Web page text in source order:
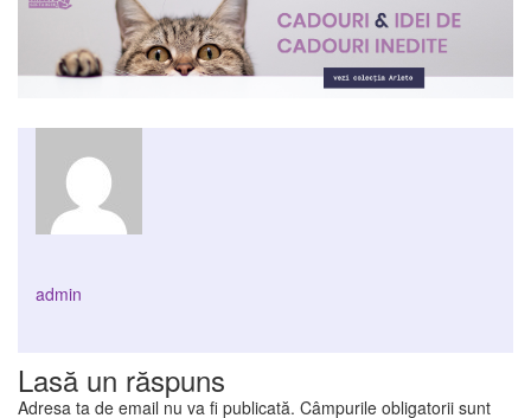
admin
Lasă un răspuns
Adresa ta de email nu va fi publicată. Câmpurile obligatorii sunt